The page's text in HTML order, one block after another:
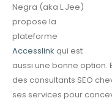
Negra (aka L.Jee)
propose la
plateforme
Accesslink qui est
aussi une bonne
des consultants SEO
ses services pour